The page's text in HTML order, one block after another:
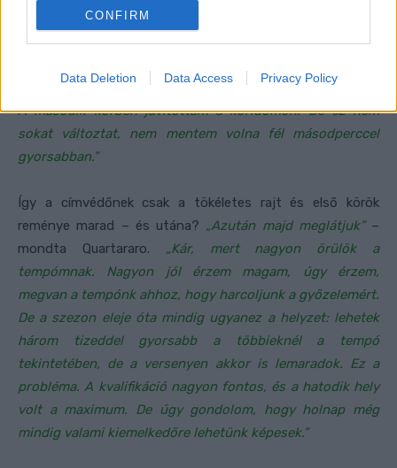
CONFIRM
Data Deletion Data Access Privacy Policy